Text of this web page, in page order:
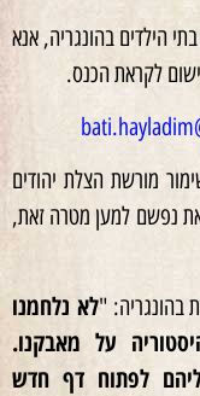
הילדים בהונגריה, אנא
לקראת הכנס.
מורשת הצלת יהודים
את נפשם למען מטרה זאת,
לא נלחמנו
על מאבקנו.
לפתוח דף חדש